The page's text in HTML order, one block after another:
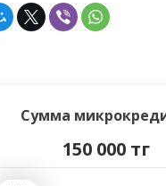
Сумма
150 000 тг